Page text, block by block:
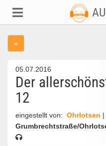
«
05.07.2016
Der
12
eingestellt von: Ohrlotsen
Grumbrechtstraße/